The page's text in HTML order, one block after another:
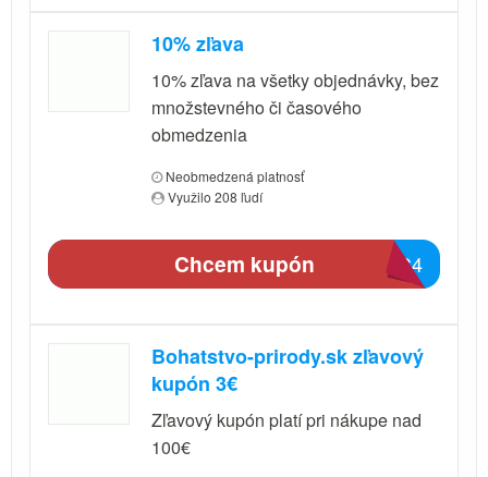
10% zľava
10% zľava na všetky objednávky, bez
množstevného či časového
obmedzenia
Neobmedzená platnosť
Využilo 208 ľudí
45C4
Chcem kupón
Bohatstvo-prirody.sk zľavový
kupón 3€
Zľavový kupón platí pri nákupe nad
100€